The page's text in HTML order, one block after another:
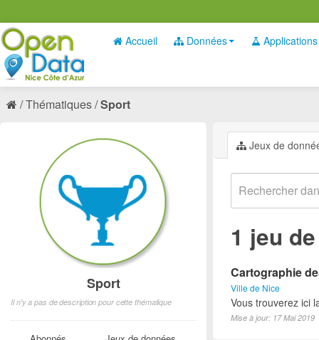
Accueil Données Applications
Thématiques Sport
Jeux de
1 jeu
Cartographie
Ville de Nice
Vous trouverez ici
Mise à jour: 17 Mai 2019
Sport
Il n'y a pas de description pour cette thématique